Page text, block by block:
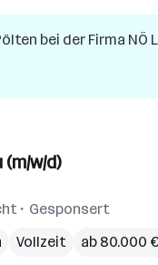
Jobs
bei der Firma NÖ
w/d)
Gesponsert
Vollzeit ab 80.000